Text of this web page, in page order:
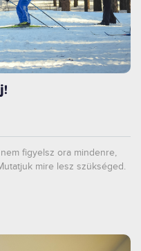
figyelsz ora mindenre,
mire lesz szükséged.